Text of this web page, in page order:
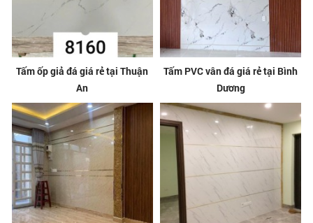
Tấm ốp giả đá giá rẻ tại Thuận
An
Tấm PVC vân đá giá rẻ tại Bình
Dương